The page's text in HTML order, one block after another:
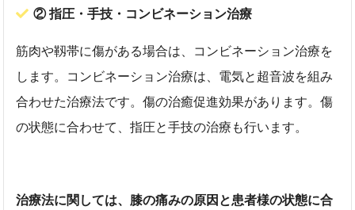
② 指圧・手技・コンビネーション治療
筋肉や靱帯に傷がある場合は、コンビネーション治療を
します。コンビネーション治療は、電気と超音波を組み
合わせた治療法です。傷の治癒促進効果があります。傷
の状態に合わせて、指圧と手技の治療も行います。
治療法に関しては、膝の痛みの原因と患者様の状態に合